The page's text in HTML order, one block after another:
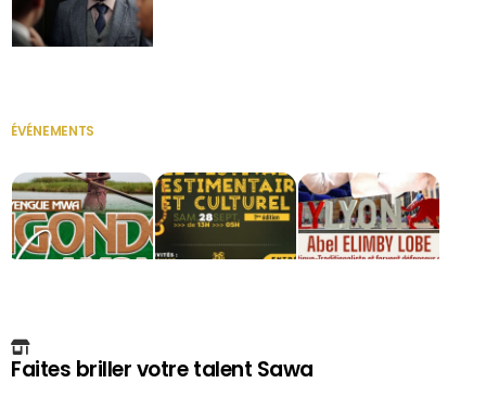
ÉVÉNEMENTS
Faites briller votre talent Sawa